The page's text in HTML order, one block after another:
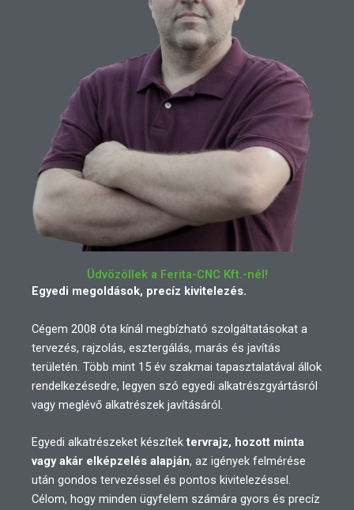
Üdvözöllek a Ferita-CNC Kft.-nél!
Egyedi megoldások, precíz kivitelezés.
Cégem 2008 óta kínál megbízható szolgáltatásokat a
tervezés, rajzolás, esztergálás, marás és javítás
területén. Több mint 15 év szakmai tapasztalatával állok
rendelkezésedre, legyen szó egyedi alkatrészgyártásról
vagy meglévő alkatrészek javításáról.
Egyedi alkatrészeket készítek tervrajz, hozott minta
vagy akár elképzelés alapján, az igények felmérése
után gondos tervezéssel és pontos kivitelezéssel.
Célom, hogy minden ügyfelem számára gyors és precíz